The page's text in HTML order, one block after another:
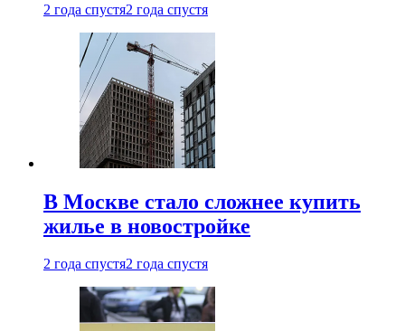
2 года спустя2 года спустя
В Москве стало сложнее купить
жилье в новостройке
2 года спустя2 года спустя